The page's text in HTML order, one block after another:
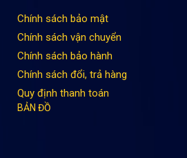
Chính sách bảo mật
Chính sách vận chuyển
Chính sách bảo hành
Chính sách đổi, trả hàng
Quy định thanh toán
BẢN ĐỒ